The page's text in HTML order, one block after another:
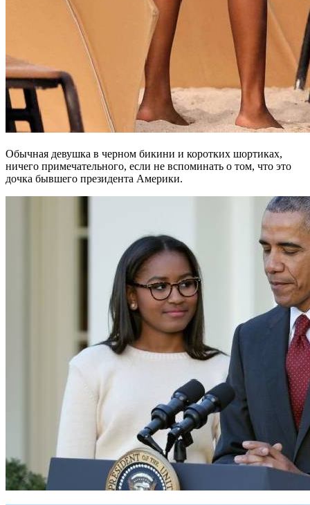
Обычная девушка в черном бикини и коротких шортиках,
ничего примечательного, если не вспоминать о том, что это
дочка бывшего президента Америки.